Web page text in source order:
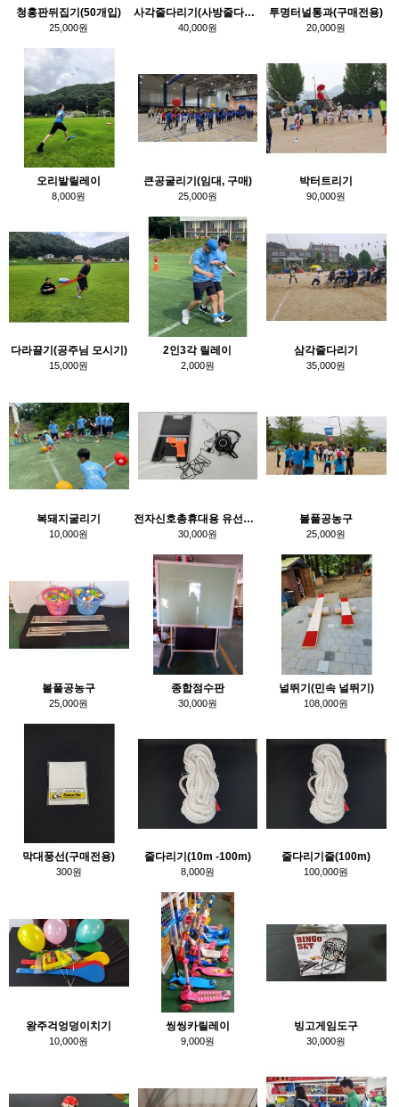
청홍판뒤집기(50개입)
25,000원
사각줄다리기(사방줄다리기)
40,000원
투명터널통과(구매전용)
20,000원
오리발릴레이
8,000원
큰공굴리기(임대, 구매)
25,000원
박터트리기
90,000원
다라끌기(공주님 모시기)
15,000원
2인3각 릴레이
2,000원
삼각줄다리기
35,000원
복돼지굴리기
10,000원
전자신호총휴대용 유선마이크 앰프세트
30,000원
볼풀공농구
25,000원
볼풀공농구
25,000원
종합점수판
30,000원
널뛰기(민속 널뛰기)
108,000원
막대풍선(구매전용)
300원
줄다리기(10m -100m)
8,000원
줄다리기줄(100m)
100,000원
왕주걱엉덩이치기
10,000원
씽씽카릴레이
9,000원
빙고게임도구
30,000원